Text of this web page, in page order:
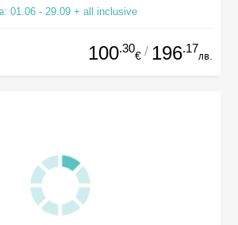
01.06 - 29.09 + all inclusive
100.30
€ / 196.17
лв.